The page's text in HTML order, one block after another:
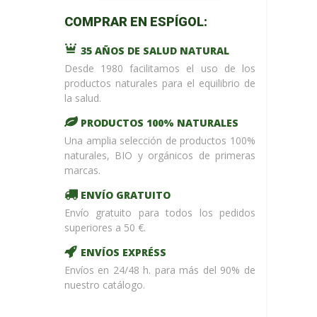
/home/upntonvr/
codeon
line 59
¡ %Dto !
COMPRAR EN ESPÍGOL:
35 AÑOS DE SALUD NATURAL
Desde 1980 facilitamos el uso de los
productos naturales para el equilibrio de
la salud.
PRODUCTOS 100% NATURALES
Una amplia selección de productos 100%
naturales, BIO y orgánicos de primeras
marcas.
ENVÍO GRATUITO
Envío gratuito para todos los pedidos
superiores a 50 €.
ENVÍOS EXPRÉSS
Envíos en 24/48 h. para más del 90% de
nuestro catálogo.